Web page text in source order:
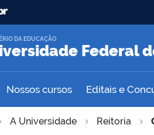
Federal
DA EDUCAÇÃO
Nossos cursos Editais e
A Universidade Reitoria